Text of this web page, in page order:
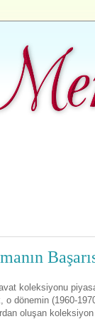
koleksiyonu
dönemin (1960-
oluşan